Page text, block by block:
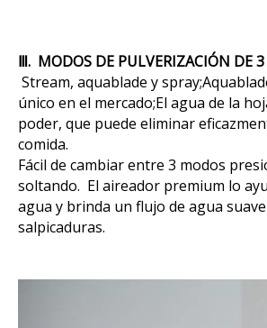
Ⅲ. MODOS DE PULVERIZACIÓN DE
Stream, aquablade y
único en el mercado;El agua de la
poder, que puede eliminar
comida.
Fácil de cambiar entre 3 modos
soltando. El aireador premium lo
agua y brinda un flujo de agua
salpicaduras.